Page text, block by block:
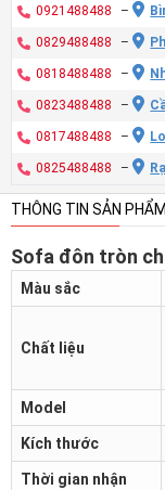
0921488488 –
0829488488 –
0818488488 –
0823488488 –
0817488488 –
0825488488 –
THÔNG TIN SẢN PHẨM
Sofa đôn tròn
Màu sắc
Chất liệu
Model
Kích thước
Thời gian nhận